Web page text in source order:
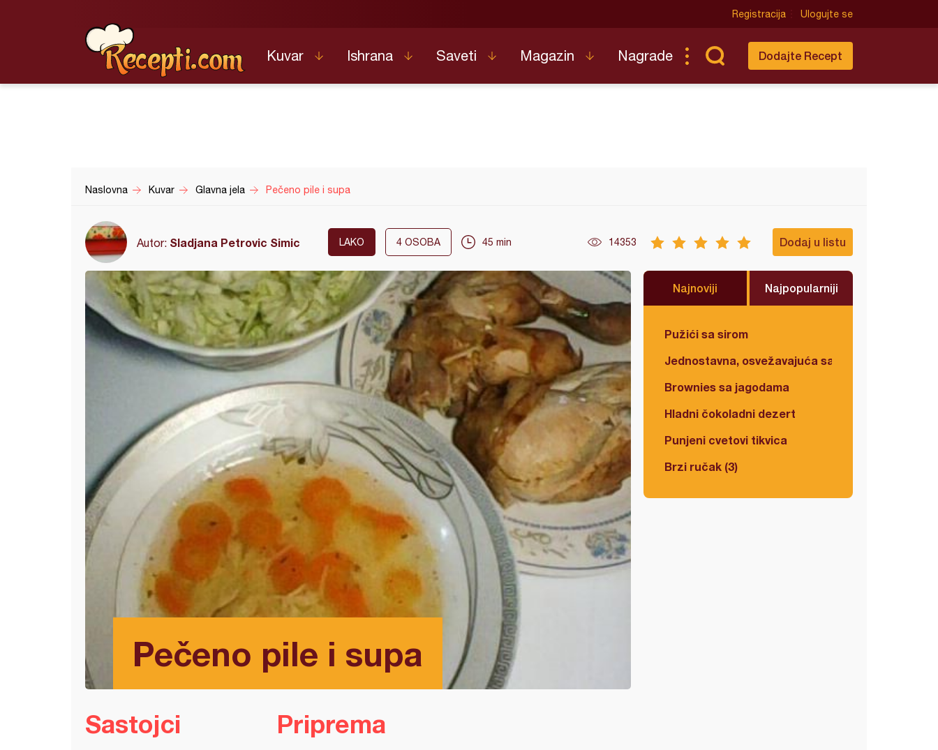
Registracija Ulogujte se
Kuvar Ishrana Saveti Magazin Nagrade Dodajte Recept
Naslovna Kuvar Glavna jela Pečeno pile i supa
Autor: Sladjana Petrovic Simic LAKO 4 OSOBA 45 min 14353 Dodaj u listu
Pečeno pile i supa
Najnoviji Najpopularniji
Pužići sa sirom
Jednostavna, osvežavajuća salata
Brownies sa jagodama
Hladni čokoladni dezert
Punjeni cvetovi tikvica
Brzi ručak (3)
Sastojci Priprema